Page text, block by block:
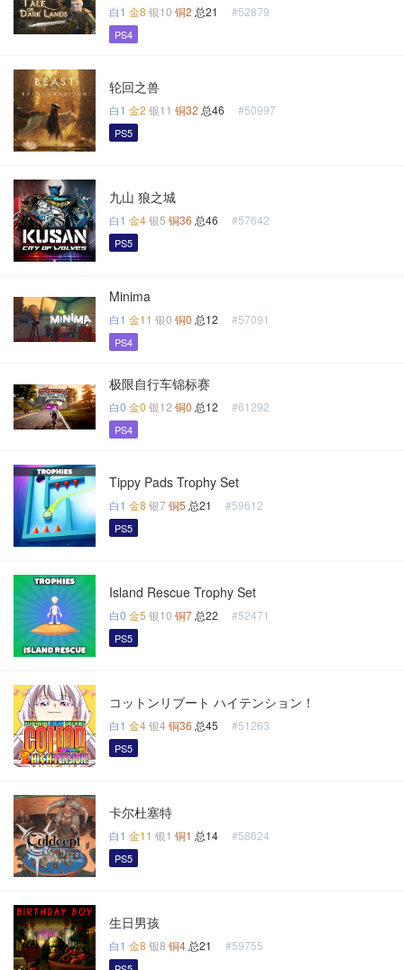
白1 金8 银10 铜2 总21 #52879
PS4
轮回之兽
白1 金2 银11 铜32 总46 #50997
PS5
九山 狼之城
白1 金4银5 铜36 总46 #57642
PS5
Minima
白1 金11 银0 铜0 总12 #57091
PS4
极限自行车锦标赛
白0 金0 银12 铜0 总12 #61292
PS4
Tippy Pads Trophy Set
白1 金8 银7 铜5 总21 #59612
PS5
Island Rescue Trophy Set
白0 金5 银10 铜7 总22 #52471
PS5
コットンリブート ハイテンション！
白1 金4银4 铜36 总45 #51263
PS5
卡尔杜塞特
白1 金11 银1 铜1 总14 #58624
PS5
生日男孩
白1 金8 银8 铜4 总21 #59755